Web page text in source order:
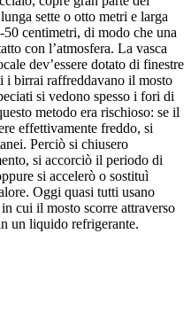
sette o otto metri e larga
centimetri, di modo che una
con l’atmosfera. La vasca
dev’essere dotato di finestre
i birrai raffreddavano il mosto
si vedono spesso i fori di
metodo era rischioso: se il
effettivamente freddo, si
Perciò si chiusero
si accorciò il periodo di
si accelerò o sostituì
Oggi quasi tutti usano
cui il mosto scorre attraverso
un liquido refrigerante.